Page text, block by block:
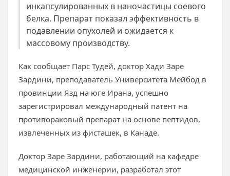
инкапсулированных в наночастицы соевого
белка. Препарат показал эффективность в
подавлении опухолей и ожидается к
массовому производству.
Как сообщает Парс Тудей, доктор Хади Заре
Зардини, преподаватель Университета Мейбод в
провинции Язд на юге Ирана, успешно
зарегистрировал международный патент на
противораковый препарат на основе пептидов,
извлеченных из фисташек, в Канаде.
Доктор Заре Зардини, работающий на кафедре
медицинской инженерии, разработал этот